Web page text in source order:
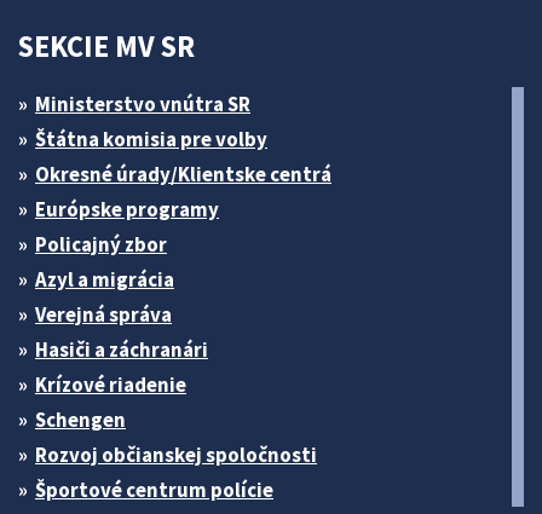
SEKCIE MV SR
Ministerstvo vnútra SR
Štátna komisia pre volby
Okresné úrady/Klientske centrá
Európske programy
Policajný zbor
Azyl a migrácia
Verejná správa
Hasiči a záchranári
Krízové riadenie
Schengen
Rozvoj občianskej spoločnosti
Športové centrum polície